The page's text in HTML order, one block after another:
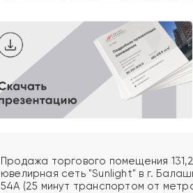
Продажа торгового помещения
ювелирная сеть "Sunlight" в г.
54А (25 минут транспортом от